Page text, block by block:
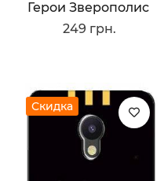
Герои Зверополис
249 грн.
Скидка